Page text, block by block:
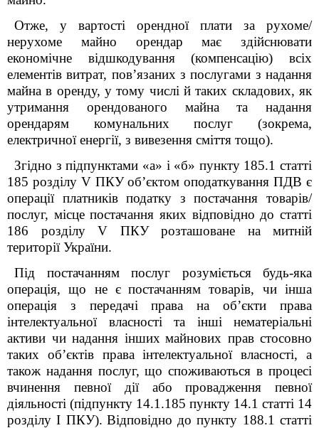
Отже, у вартості орендної плати за рухоме/
нерухоме майно орендар має здійснювати
економічне відшкодування (компенсацію) всіх
елементів витрат, пов’язаних з послугами з надання
майна в оренду, у тому числі й таких складових, як
утримання орендованого майна та надання
орендарям комунальних послуг (зокрема,
електричної енергії, з вивезення сміття тощо).
Згідно з підпунктами «а» і «б» пункту 185.1 статті
185 розділу V ПКУ об’єктом оподаткування ПДВ є
операції платників податку з постачання товарів/
послуг, місце постачання яких відповідно до статті
186 розділу V ПКУ розташоване на митній
території України.
Під постачанням послуг розуміється будь-яка
операція, що не є постачанням товарів, чи інша
операція з передачі права на об’єкти права
інтелектуальної власності та інші нематеріальні
активи чи надання інших майнових прав стосовно
таких об’єктів права інтелектуальної власності, а
також надання послуг, що споживаються в процесі
вчинення певної дії або
провадження певної
діяльності (підпункту 14.1.185 пункту 14.1 статті 14
розділу І ПКУ). Відповідно до пункту 188.1 статті